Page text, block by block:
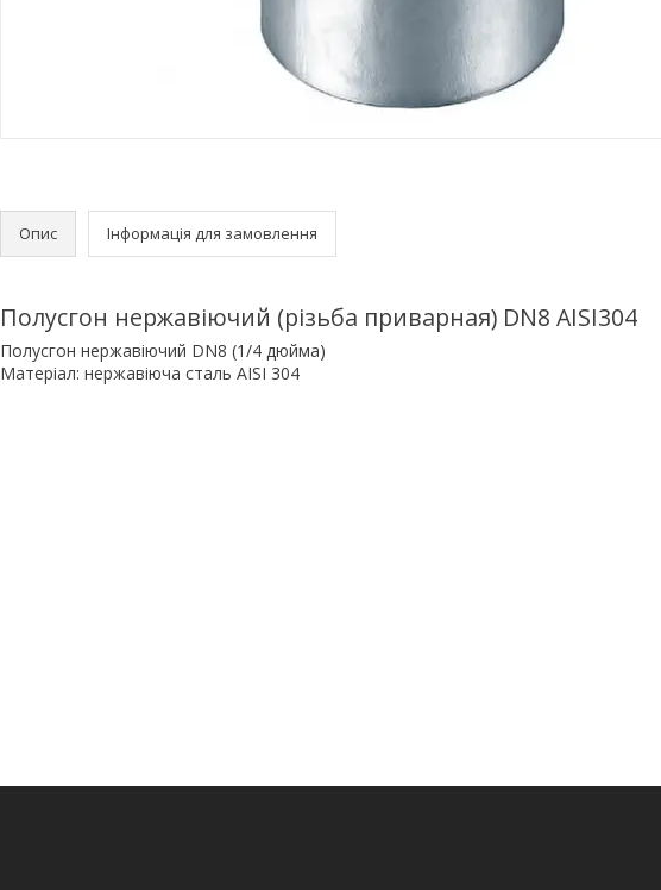
Опис Інформація для замовлення
Полусгон нержавіючий (різьба приварная) DN8 AISI304
Полусгон нержавіючий DN8 (1/4 дюйма)
Матеріал: нержавіюча сталь AISI 304